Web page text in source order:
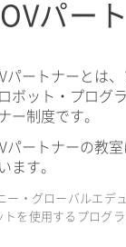
パー
パートナーとは
ボット・プログ
ー制度です。
パートナーの教
ます。
ー・グローバルエデ
トを使用するプログ